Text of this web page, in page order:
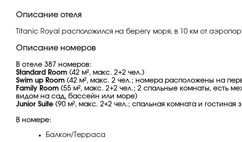
Описание отеля
Titanic Royal расположился на берегу моря, в 10 км от
Описание номеров
В отеле 387 номеров:
Standard Room (42 м², макс. 2+2 чел.)
Swim up Room (42 м², макс. 2 чел.; номера расположены на
Family Room (55 м², макс. 2+2 чел.; 2 спальные комнаты, есть
видом на сад, бассейн или море)
Junior Suite (90 м², макс. 2+2 чел.; спальная комната и
В номере:
Балкон/Терраса